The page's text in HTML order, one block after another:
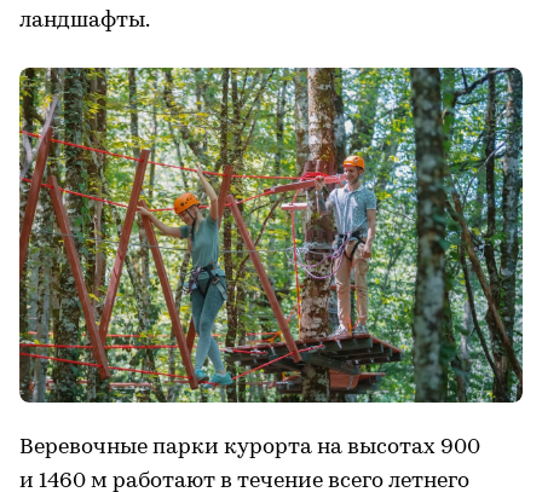
ландшафты.
Веревочные парки курорта на высотах 900
и 1460 м работают в течение всего летнего